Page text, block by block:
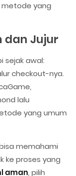
metode yang
dan Jujur
sejak awal:
checkout-nya.
lalu
yang umum
memahami
ke proses yang
aman, pilih